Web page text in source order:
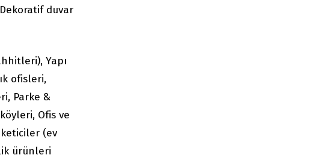
duvar
Yapı
ofisleri,
Parke &
Ofis ve
(ev
ürünleri